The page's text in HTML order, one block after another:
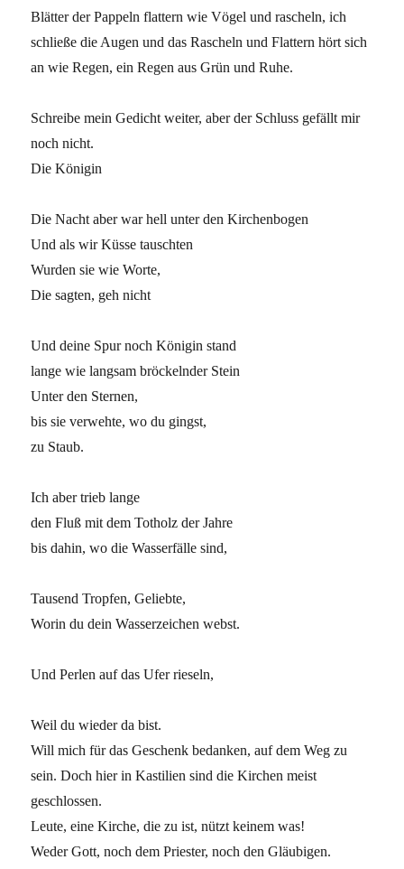
Blätter der Pappeln flattern wie Vögel und rascheln, ich
schließe die Augen und das Rascheln und Flattern hört sich
an wie Regen, ein Regen aus Grün und Ruhe.
Schreibe mein Gedicht weiter, aber der Schluss gefällt mir
noch nicht.
Die Königin
Die Nacht aber war hell unter den Kirchenbogen
Und als wir Küsse tauschten
Wurden sie wie Worte,
Die sagten, geh nicht
Und deine Spur noch Königin stand
lange wie langsam bröckelnder Stein
Unter den Sternen,
bis sie verwehte, wo du gingst,
zu Staub.
Ich aber trieb lange
den Fluß mit dem Totholz der Jahre
bis dahin, wo die Wasserfälle sind,
Tausend Tropfen, Geliebte,
Worin du dein Wasserzeichen webst.
Und Perlen auf das Ufer rieseln,
Weil du wieder da bist.
Will mich für das Geschenk bedanken, auf dem Weg zu
sein. Doch hier in Kastilien sind die Kirchen meist
geschlossen.
Leute, eine Kirche, die zu ist, nützt keinem was!
Weder Gott, noch dem Priester, noch den Gläubigen.